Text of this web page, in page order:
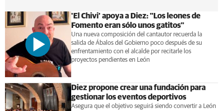
'El Chivi' apoya a Diez: "Los leones de
Fomento eran sólo unos gatitos"
Una nueva composición del cantautor recuerda la
salida de Ábalos del Gobierno poco después de su
enfrentamiento con el alcalde por recitarle los
proyectos pendientes en León
Diez propone crear una fundación para
gestionar los eventos deportivos
Asegura que el objetivo seguirá siendo convertir a León